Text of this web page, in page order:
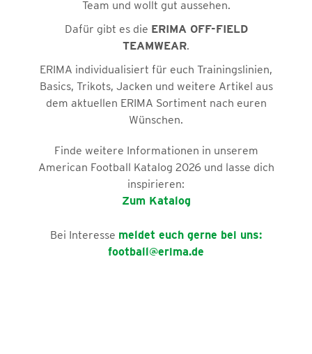
Team und wollt gut aussehen.
Dafür gibt es die ERIMA OFF-FIELD
TEAMWEAR.
ERIMA individualisiert für euch Trainingslinien,
Basics, Trikots, Jacken und weitere Artikel aus
dem aktuellen ERIMA Sortiment nach euren
Wünschen.
Finde weitere Informationen in unserem
American Football Katalog 2026 und lasse dich
inspirieren:
Zum Katalog
Bei Interesse meldet euch gerne bei uns:
football@erima.de